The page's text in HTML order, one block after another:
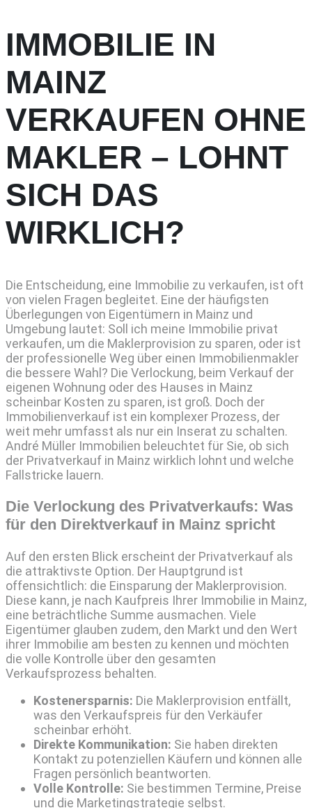
IMMOBILIE IN
MAINZ
VERKAUFEN OHNE
MAKLER – LOHNT
SICH DAS
WIRKLICH?
Die Entscheidung, eine Immobilie zu verkaufen, ist oft
von vielen Fragen begleitet. Eine der häufigsten
Überlegungen von Eigentümern in Mainz und
Umgebung lautet: Soll ich meine Immobilie privat
verkaufen, um die Maklerprovision zu sparen, oder ist
der professionelle Weg über einen Immobilienmakler
die bessere Wahl? Die Verlockung, beim Verkauf der
eigenen Wohnung oder des Hauses in Mainz
scheinbar Kosten zu sparen, ist groß. Doch der
Immobilienverkauf ist ein komplexer Prozess, der
weit mehr umfasst als nur ein Inserat zu schalten.
André Müller Immobilien beleuchtet für Sie, ob sich
der Privatverkauf in Mainz wirklich lohnt und welche
Fallstricke lauern.
Die Verlockung des Privatverkaufs: Was
für den Direktverkauf in Mainz spricht
Auf den ersten Blick erscheint der Privatverkauf als
die attraktivste Option. Der Hauptgrund ist
offensichtlich: die Einsparung der Maklerprovision.
Diese kann, je nach Kaufpreis Ihrer Immobilie in Mainz,
eine beträchtliche Summe ausmachen. Viele
Eigentümer glauben zudem, den Markt und den Wert
ihrer Immobilie am besten zu kennen und möchten
die volle Kontrolle über den gesamten
Verkaufsprozess behalten.
Kostenersparnis: Die Maklerprovision entfällt,
was den Verkaufspreis für den Verkäufer
scheinbar erhöht.
Direkte Kommunikation: Sie haben direkten
Kontakt zu potenziellen Käufern und können alle
Fragen persönlich beantworten.
Volle Kontrolle: Sie bestimmen Termine, Preise
und die Marketingstrategie selbst.